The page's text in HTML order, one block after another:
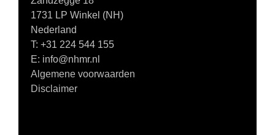
1731 LP Winkel (NH)
Nederland
T: +31 224 544 155
E: info@nhmr.nl
Algemene voorwaarden
Disclaimer